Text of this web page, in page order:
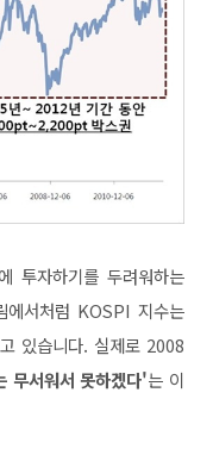
투자하기를 두려워하는
에서처럼 KOSPI 지수는
있습니다. 실제로 2008
무서워서 못하겠다'는 이